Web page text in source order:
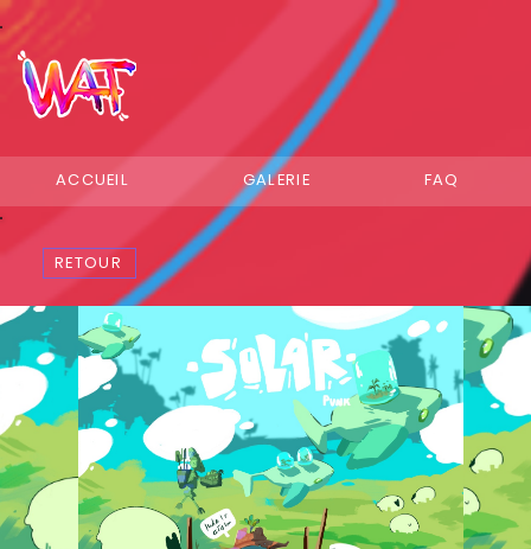
ACCUEIL GALERIE FAQ
RETOUR